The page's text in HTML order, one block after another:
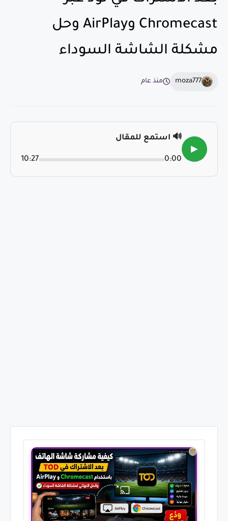
Chromecast وAirPlay وحل
مشكلة الشاشة السوداء
moza777 منذ عام
▶
🔊 استمع للمقال
0:00
10:27